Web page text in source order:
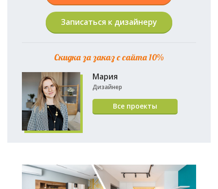
Записаться к дизайнеру
Скидка за заказ с сайта 10%
Мария
Дизайнер
Все проекты